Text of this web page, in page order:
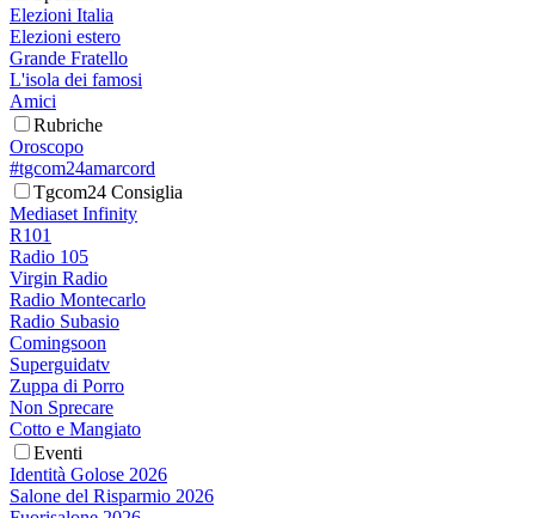
Elezioni Italia
Elezioni estero
Grande Fratello
L'isola dei famosi
Amici
Rubriche
Oroscopo
#tgcom24amarcord
Tgcom24 Consiglia
Mediaset Infinity
R101
Radio 105
Virgin Radio
Radio Montecarlo
Radio Subasio
Comingsoon
Superguidatv
Zuppa di Porro
Non Sprecare
Cotto e Mangiato
Eventi
Identità Golose 2026
Salone del Risparmio 2026